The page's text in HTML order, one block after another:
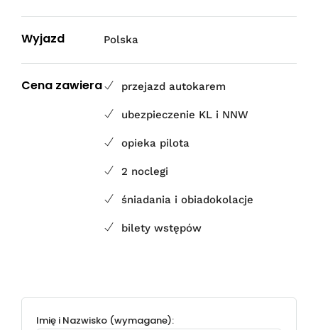
Wyjazd Polska
Cena zawiera przejazd autokarem
ubezpieczenie KL i NNW
opieka pilota
2 noclegi
śniadania i obiadokolacje
bilety wstępów
Imię i Nazwisko (wymagane):